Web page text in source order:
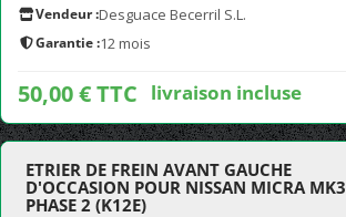
Vendeur :Desguace Becerril S.L.
Garantie :12 mois
50,00 € TTC livraison incluse
ETRIER DE FREIN AVANT GAUCHE
D'OCCASION POUR NISSAN MICRA MK3
PHASE 2 (K12E)